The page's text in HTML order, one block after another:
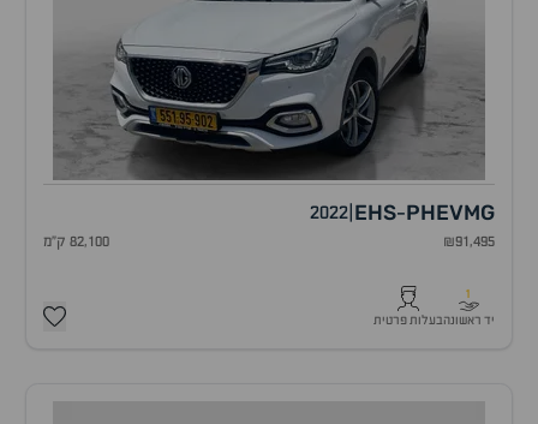
MG
EHS-PHEV
2022
₪91,495 82,100 ק"מ
1
יד ראשונהבעלות פרטית